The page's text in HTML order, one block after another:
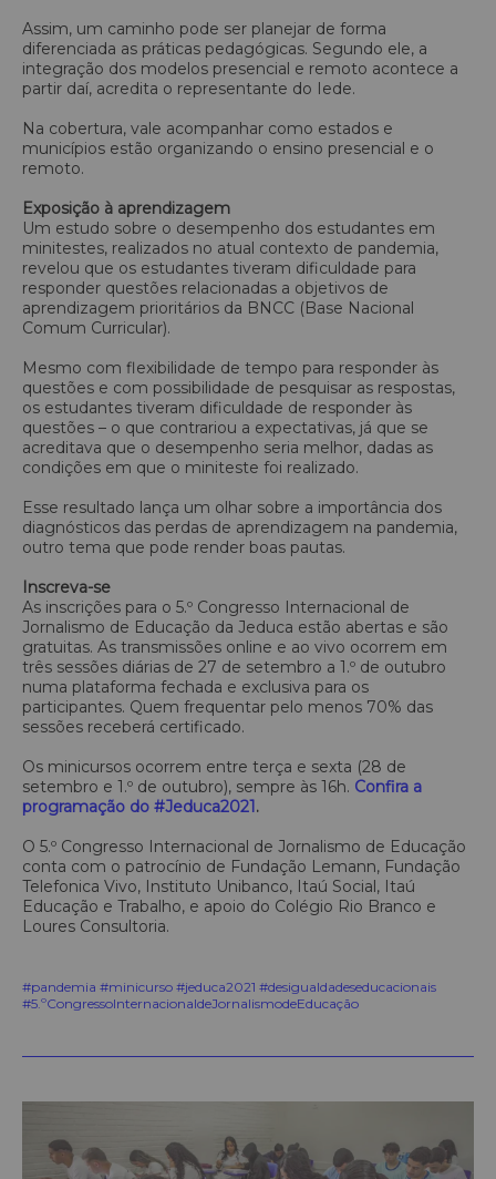
Assim, um caminho pode ser planejar de forma
diferenciada as práticas pedagógicas. Segundo ele, a
integração dos modelos presencial e remoto acontece a
partir daí, acredita o representante do Iede.
Na cobertura, vale acompanhar como estados e
municípios estão organizando o ensino presencial e o
remoto.
Exposição à aprendizagem
Um estudo sobre o desempenho dos estudantes em
minitestes, realizados no atual contexto de pandemia,
revelou que os estudantes tiveram dificuldade para
responder questões relacionadas a objetivos de
aprendizagem prioritários da BNCC (Base Nacional
Comum Curricular).
Mesmo com flexibilidade de tempo para responder às
questões e com possibilidade de pesquisar as respostas,
os estudantes tiveram dificuldade de responder às
questões – o que contrariou a expectativas, já que se
acreditava que o desempenho seria melhor, dadas as
condições em que o miniteste foi realizado.
Esse resultado lança um olhar sobre a importância dos
diagnósticos das perdas de aprendizagem na pandemia,
outro tema que pode render boas pautas.
Inscreva-se
As inscrições para o 5.º Congresso Internacional de
Jornalismo de Educação da Jeduca estão abertas e são
gratuitas. As transmissões online e ao vivo ocorrem em
três sessões diárias de 27 de setembro a 1.º de outubro
numa plataforma fechada e exclusiva para os
participantes. Quem frequentar pelo menos 70% das
sessões receberá certificado.
Os minicursos ocorrem entre terça e sexta (28 de
setembro e 1.º de outubro), sempre às 16h. Confira a
programação do #Jeduca2021.
O 5.º Congresso Internacional de Jornalismo de Educação
conta com o patrocínio de Fundação Lemann, Fundação
Telefonica Vivo, Instituto Unibanco, Itaú Social, Itaú
Educação e Trabalho, e apoio do Colégio Rio Branco e
Loures Consultoria.
#pandemia #minicurso #jeduca2021 #desigualdadeseducacionais
#5.ºCongressoInternacionaldeJornalismodeEducação